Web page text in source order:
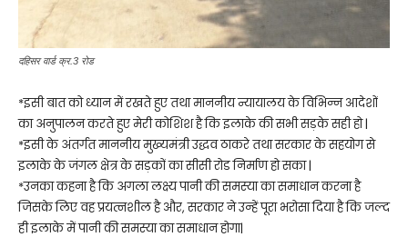
दहिसर वार्ड क्र.3 रोड
*इसी बात को ध्यान में रखते हुए तथा माननीय न्यायालय के विभिन्न आदेशों
का अनुपालन करते हुए मेरी कोशिश है कि इलाके की सभी सड़के सही हो |
*इसी के अंतर्गत माननीय मुख्यमंत्री उद्धव ठाकरे तथा सरकार के सहयोग से
इलाके के जंगल क्षेत्र के सड़कों का सीसी रोड निर्माण हो सका |
*उनका कहना है कि अगला लक्ष्य पानी की समस्या का समाधान करना है
जिसके लिए वह प्रयत्नशील है और, सरकार ने उन्हें पूरा भरोसा दिया है कि जल्द
ही इलाके में पानी की समस्या का समाधान होगा|